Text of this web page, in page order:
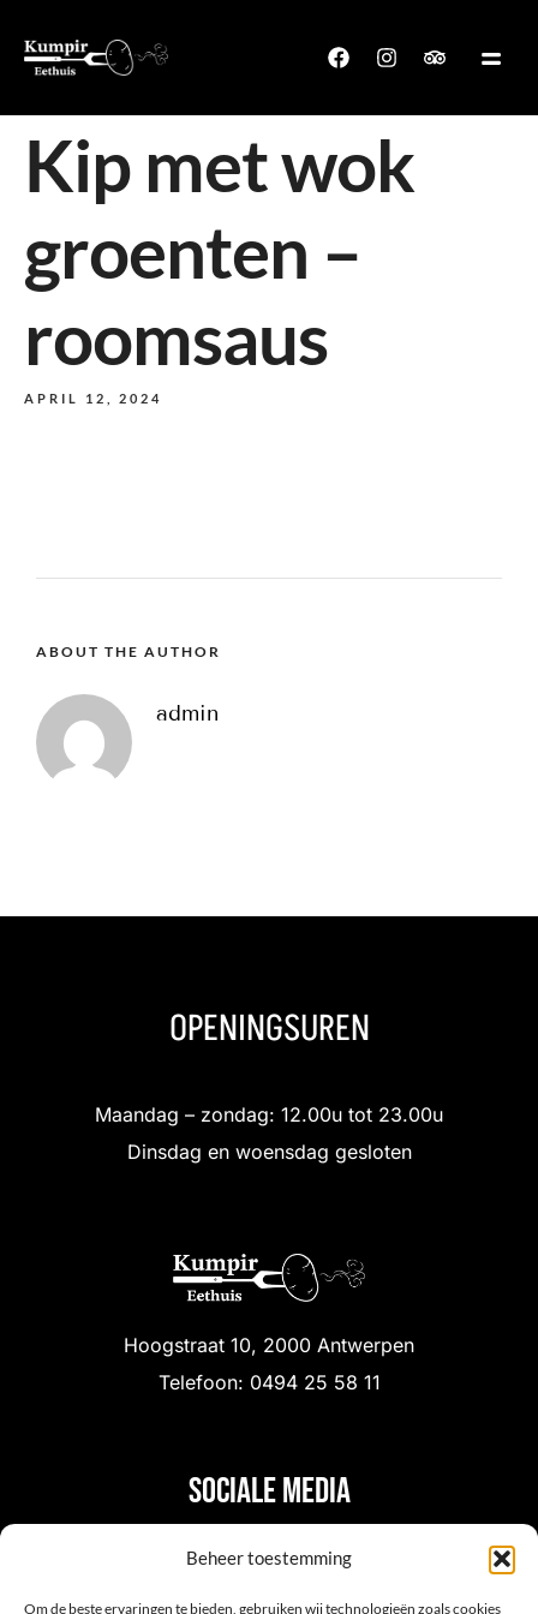
Beheer toestemming
Om de beste ervaringen te bieden, gebruiken wij technologieën zoals cookies
Kip met wok
groenten –
roomsaus
APRIL 12, 2024
ABOUT THE AUTHOR
admin
OPENINGSUREN
Maandag – zondag: 12.00u tot 23.00u
Dinsdag en woensdag gesloten
Hoogstraat 10, 2000 Antwerpen
Telefoon: 0494 25 58 11
Sociale media